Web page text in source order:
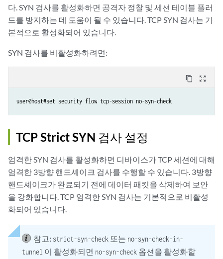
다. SYN 검사를 활성화하면 공격자 정찰 및 세션 테이블 플러
드를 방지하는 데 도움이 될 수 있습니다. TCP SYN 검사는 기
본적으로 활성화되어 있습니다.
SYN 검사를 비활성화하려면:
content_copy zoom_out_map
TCP Strict SYN 검사 설정
엄격한 SYN 검사를 활성화하면 디바이스가 TCP 세션에 대해
엄격한 3방향 핸드셰이크 검사를 수행할 수 있습니다. 3방향
핸드셰이크가 완료되기 전에 데이터 패킷을 삭제하여 보안
을 강화합니다. TCP 엄격한 SYN 검사는 기본적으로 비활성
화되어 있습니다.
참고: strict-syn-check 또는 no-syn-check-in-
tunnel 이 활성화되면 no-syn-check 옵션을 활성화할